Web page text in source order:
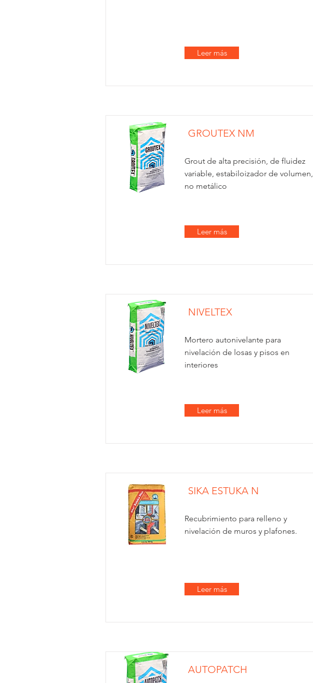
Leer más
GROUTEX NM
Grout de alta precisión, de fluidez
variable, estabiloizador de volumen,
no metálico
Leer más
NIVELTEX
Mortero autonivelante para
nivelación de losas y pisos en
interiores
Leer más
SIKA ESTUKA N
Recubrimiento para relleno y
nivelación de muros y plafones.
Leer más
AUTOPATCH